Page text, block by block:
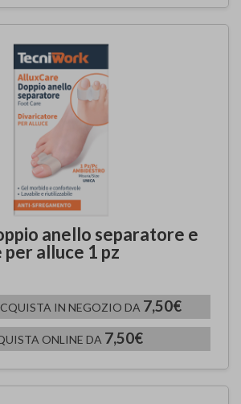
anello separatore e
alluce 1 pz
IN NEGOZIO DA 7,50€
ONLINE DA 7,50€